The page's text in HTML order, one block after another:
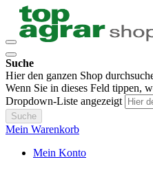
Suche
Hier den ganzen Shop
Wenn Sie in dieses Feld tippen,
Dropdown-Liste angezeigt
Suche
Mein Warenkorb
Mein Konto